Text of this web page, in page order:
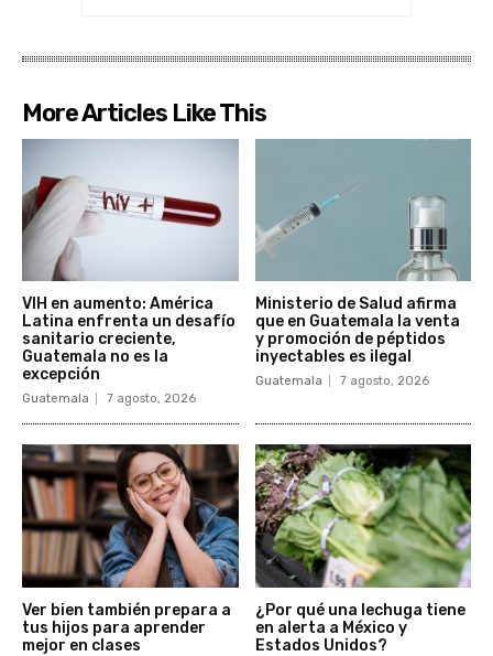
More Articles Like This
VIH en aumento: América
Latina enfrenta un desafío
sanitario creciente,
Guatemala no es la
excepción
Guatemala 7 agosto, 2026
Ministerio de Salud afirma
que en Guatemala la venta
y promoción de péptidos
inyectables es ilegal
Guatemala 7 agosto, 2026
Ver bien también prepara a
tus hijos para aprender
mejor en clases
¿Por qué una lechuga tiene
en alerta a México y
Estados Unidos?